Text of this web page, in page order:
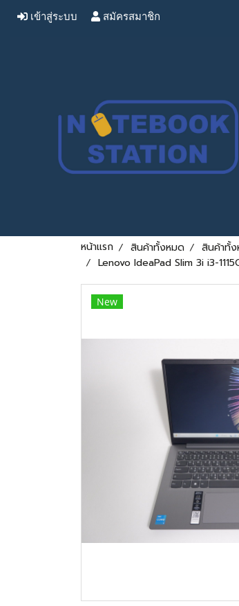
เข้าสู่ระบบ สมัครสมาชิก
หน้าแรก สินค้าทั้งหมด
สินค้าทั้
Lenovo IdeaPad Slim 3i i3-
New